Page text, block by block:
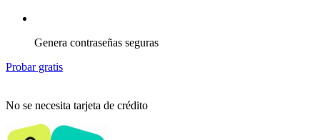
Genera contraseñas seguras
Probar gratis
No se necesita tarjeta de crédito